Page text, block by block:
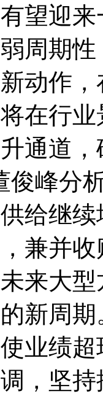
望迎
周期
动作
在行
通道
俊峰分
给继
兼并
来大
新周
业绩
，坚